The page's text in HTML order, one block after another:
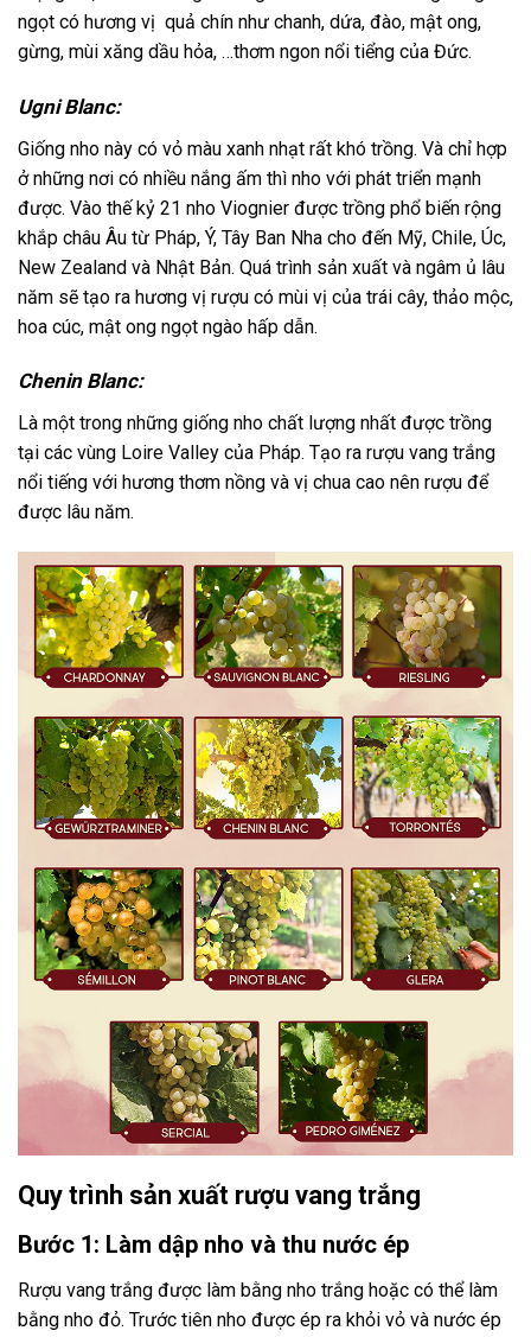
ngọt có hương vị quả chín như chanh, dứa, đào, mật ong,
gừng, mùi xăng dầu hỏa, …thơm ngon nổi tiểng của Đức.
Ugni Blanc:
Giống nho này có vỏ màu xanh nhạt rất khó trồng. Và chỉ hợp
ở những nơi có nhiều nắng ấm thì nho với phát triển mạnh
được. Vào thế kỷ 21 nho Viognier được trồng phổ biến rộng
khắp châu Âu từ Pháp, Ý, Tây Ban Nha cho đến Mỹ, Chile, Úc,
New Zealand và Nhật Bản. Quá trình sản xuất và ngâm ủ lâu
năm sẽ tạo ra hương vị rượu có mùi vị của trái cây, thảo mộc,
hoa cúc, mật ong ngọt ngào hấp dẫn.
Chenin Blanc:
Là một trong những giống nho chất lượng nhất được trồng
tại các vùng Loire Valley của Pháp. Tạo ra rượu vang trắng
nổi tiếng với hương thơm nồng và vị chua cao nên rượu để
được lâu năm.
Quy trình sản xuất rượu vang trắng
Bước 1: Làm dập nho và thu nước ép
Rượu vang trắng được làm bằng nho trắng hoặc có thể làm
bằng nho đỏ. Trước tiên nho được ép ra khỏi vỏ và nước ép